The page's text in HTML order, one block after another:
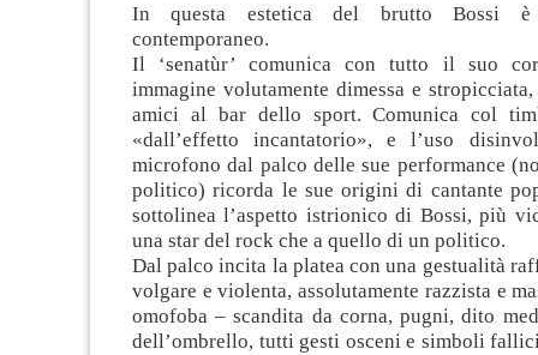
In questa estetica del brutto Bossi è
contemporaneo.
Il ‘senatùr’ comunica con tutto il suo
immagine volutamente dimessa e
amici al bar dello sport. Comunica col
«dall’effetto incantatorio», e l’uso
microfono dal palco delle sue performance
politico) ricorda le sue origini di cantante
sottolinea l’aspetto istrionico di Bossi, più
una star del rock che a quello di un politico.
Dal palco incita la platea con una gestualità
volgare e violenta, assolutamente razzista e
omofoba – scandita da corna, pugni, dito
dell’ombrello, tutti gesti osceni e simboli